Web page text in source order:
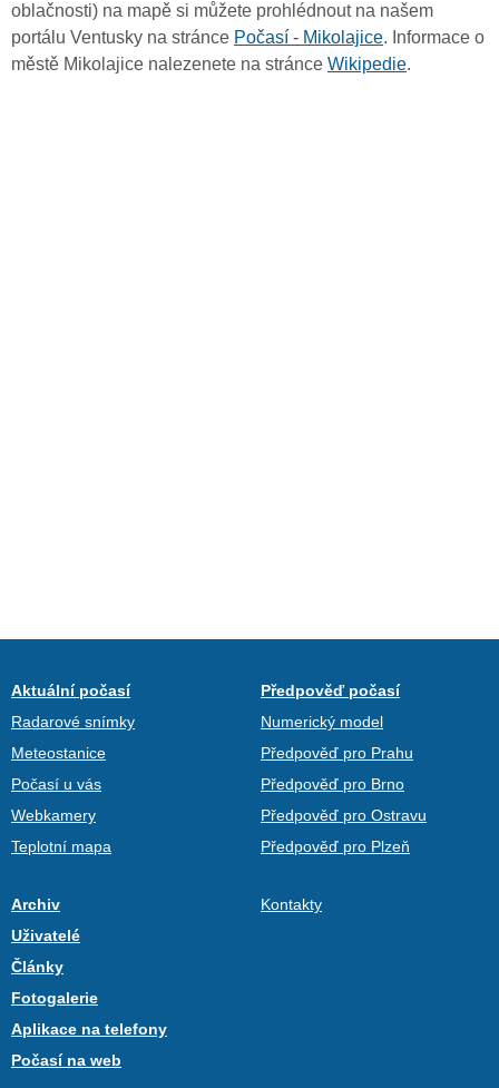
oblačnosti) na mapě si můžete prohlédnout na našem
portálu Ventusky na stránce Počasí - Mikolajice. Informace o
městě Mikolajice nalezenete na stránce Wikipedie.
Aktuální počasí
Radarové snímky
Meteostanice
Počasí u vás
Webkamery
Teplotní mapa
Předpověď počasí
Numerický model
Předpověď pro Prahu
Předpověď pro Brno
Předpověď pro Ostravu
Předpověď pro Plzeň
Archiv
Uživatelé
Články
Fotogalerie
Aplikace na telefony
Počasí na web
Kontakty